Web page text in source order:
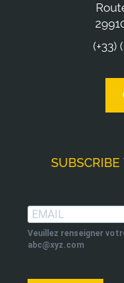
Veuillez renseigner
abc@xyz.com